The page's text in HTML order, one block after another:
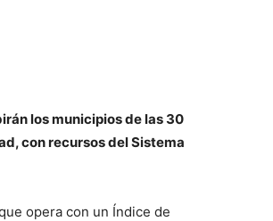
los municipios de las 30
con recursos del Sistema
opera con un Índice de